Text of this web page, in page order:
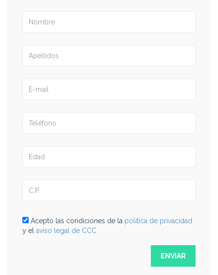
Acepto las condiciones de la politica de privacidad
y el aviso legal de CCC